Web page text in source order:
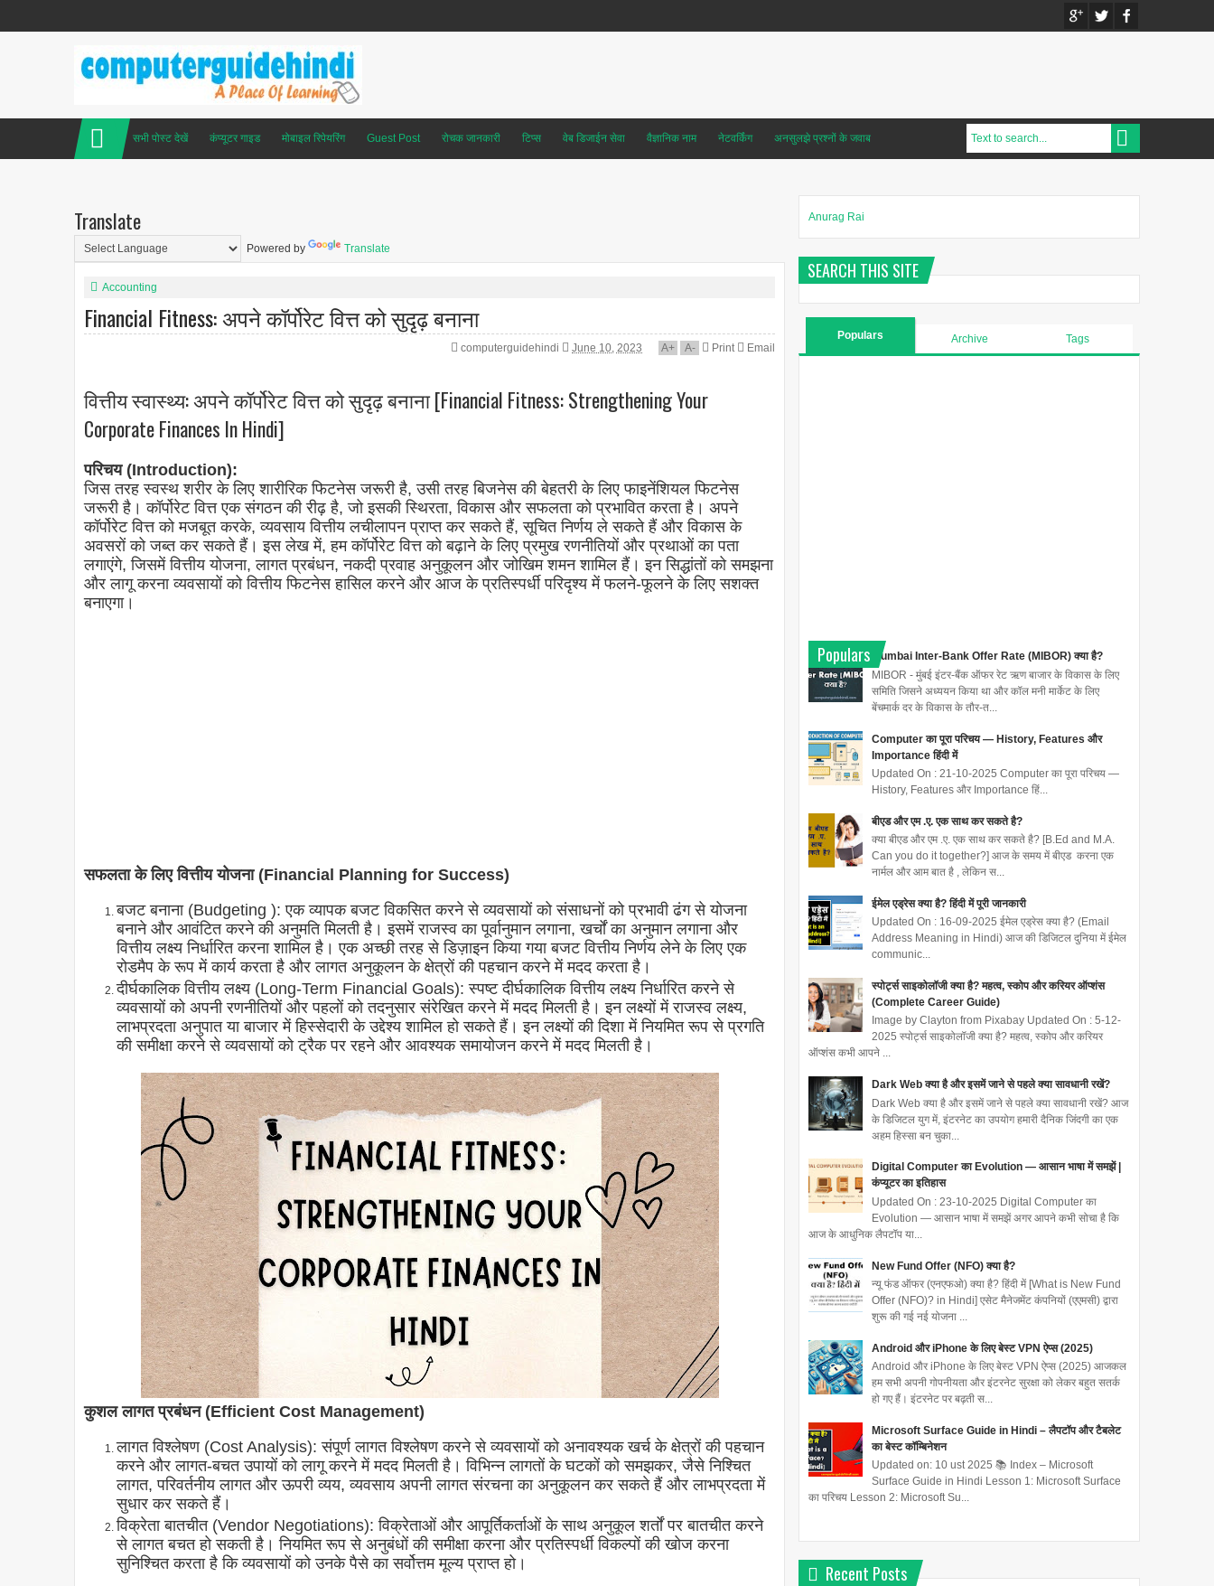
सभी पोस्ट देखें कंप्यूटर गाइड मोबाइल रिपेयरिंग Guest Post रोचक जानकारी टिप्स वेब डिजाईन सेवा वैज्ञानिक नाम नेटवर्किंग अनसुलझे प्रश्नों के जवाब
Translate
Powered by Translate
Accounting
Financial Fitness: अपने कॉर्पोरेट वित्त को सुदृढ़ बनाना
computerguidehindi June 10, 2023 A+ A- Print Email
वित्तीय स्वास्थ्य: अपने कॉर्पोरेट वित्त को सुदृढ़ बनाना [Financial Fitness: Strengthening Your
Corporate Finances In Hindi]
परिचय (Introduction):
जिस तरह स्वस्थ शरीर के लिए शारीरिक फिटनेस जरूरी है, उसी तरह बिजनेस की बेहतरी के लिए फाइनेंशियल फिटनेस
जरूरी है। कॉर्पोरेट वित्त एक संगठन की रीढ़ है, जो इसकी स्थिरता, विकास और सफलता को प्रभावित करता है। अपने
कॉर्पोरेट वित्त को मजबूत करके, व्यवसाय वित्तीय लचीलापन प्राप्त कर सकते हैं, सूचित निर्णय ले सकते हैं और विकास के
अवसरों को जब्त कर सकते हैं। इस लेख में, हम कॉर्पोरेट वित्त को बढ़ाने के लिए प्रमुख रणनीतियों और प्रथाओं का पता
लगाएंगे, जिसमें वित्तीय योजना, लागत प्रबंधन, नकदी प्रवाह अनुकूलन और जोखिम शमन शामिल हैं। इन सिद्धांतों को समझना
और लागू करना व्यवसायों को वित्तीय फिटनेस हासिल करने और आज के प्रतिस्पर्धी परिदृश्य में फलने-फूलने के लिए सशक्त
बनाएगा।
सफलता के लिए वित्तीय योजना (Financial Planning for Success)
बजट बनाना (Budgeting ): एक व्यापक बजट विकसित करने से व्यवसायों को संसाधनों को प्रभावी ढंग से योजना
बनाने और आवंटित करने की अनुमति मिलती है। इसमें राजस्व का पूर्वानुमान लगाना, खर्चों का अनुमान लगाना और
वित्तीय लक्ष्य निर्धारित करना शामिल है। एक अच्छी तरह से डिज़ाइन किया गया बजट वित्तीय निर्णय लेने के लिए एक
रोडमैप के रूप में कार्य करता है और लागत अनुकूलन के क्षेत्रों की पहचान करने में मदद करता है।
दीर्घकालिक वित्तीय लक्ष्य (Long-Term Financial Goals): स्पष्ट दीर्घकालिक वित्तीय लक्ष्य निर्धारित करने से
व्यवसायों को अपनी रणनीतियों और पहलों को तदनुसार संरेखित करने में मदद मिलती है। इन लक्ष्यों में राजस्व लक्ष्य,
लाभप्रदता अनुपात या बाजार में हिस्सेदारी के उद्देश्य शामिल हो सकते हैं। इन लक्ष्यों की दिशा में नियमित रूप से प्रगति
की समीक्षा करने से व्यवसायों को ट्रैक पर रहने और आवश्यक समायोजन करने में मदद मिलती है।
कुशल लागत प्रबंधन (Efficient Cost Management)
लागत विश्लेषण (Cost Analysis): संपूर्ण लागत विश्लेषण करने से व्यवसायों को अनावश्यक खर्च के क्षेत्रों की पहचान
करने और लागत-बचत उपायों को लागू करने में मदद मिलती है। विभिन्न लागतों के घटकों को समझकर, जैसे निश्चित
लागत, परिवर्तनीय लागत और ऊपरी व्यय, व्यवसाय अपनी लागत संरचना का अनुकूलन कर सकते हैं और लाभप्रदता में
सुधार कर सकते हैं।
विक्रेता बातचीत (Vendor Negotiations): विक्रेताओं और आपूर्तिकर्ताओं के साथ अनुकूल शर्तों पर बातचीत करने
से लागत बचत हो सकती है। नियमित रूप से अनुबंधों की समीक्षा करना और प्रतिस्पर्धी विकल्पों की खोज करना
सुनिश्चित करता है कि व्यवसायों को उनके पैसे का सर्वोत्तम मूल्य प्राप्त हो।
Anurag Rai
SEARCH THIS SITE
Populars Archive Tags
Populars
Mumbai Inter-Bank Offer Rate (MIBOR) क्या है?
MIBOR - मुंबई इंटर-बैंक ऑफर रेट ऋण बाजार के विकास के लिए
समिति जिसने अध्ययन किया था और कॉल मनी मार्केट के लिए
बेंचमार्क दर के विकास के तौर-त...
Computer का पूरा परिचय — History, Features और
Importance हिंदी में
Updated On : 21-10-2025 Computer का पूरा परिचय —
History, Features और Importance हिं...
बीएड और एम .ए. एक साथ कर सकते है?
क्या बीएड और एम .ए. एक साथ कर सकते है? [B.Ed and M.A.
Can you do it together?] आज के समय में बीएड करना एक
नार्मल और आम बात है , लेकिन स...
ईमेल एड्रेस क्या है? हिंदी में पूरी जानकारी
Updated On : 16-09-2025 ईमेल एड्रेस क्या है? (Email
Address Meaning in Hindi) आज की डिजिटल दुनिया में ईमेल
communic...
स्पोर्ट्स साइकोलॉजी क्या है? महत्व, स्कोप और करियर ऑप्शंस
(Complete Career Guide)
Image by Clayton from Pixabay Updated On : 5-12-
2025 स्पोर्ट्स साइकोलॉजी क्या है? महत्व, स्कोप और करियर
ऑप्शंस कभी आपने ...
Dark Web क्या है और इसमें जाने से पहले क्या सावधानी रखें?
Dark Web क्या है और इसमें जाने से पहले क्या सावधानी रखें? आज
के डिजिटल युग में, इंटरनेट का उपयोग हमारी दैनिक जिंदगी का एक
अहम हिस्सा बन चुका...
Digital Computer का Evolution — आसान भाषा में समझें |
कंप्यूटर का इतिहास
Updated On : 23-10-2025 Digital Computer का
Evolution — आसान भाषा में समझें अगर आपने कभी सोचा है कि
आज के आधुनिक लैपटॉप या...
New Fund Offer (NFO) क्या है?
न्यू फंड ऑफर (एनएफओ) क्या है? हिंदी में [What is New Fund
Offer (NFO)? in Hindi] एसेट मैनेजमेंट कंपनियों (एएमसी) द्वारा
शुरू की गई नई योजना ...
Android और iPhone के लिए बेस्ट VPN ऐप्स (2025)
Android और iPhone के लिए बेस्ट VPN ऐप्स (2025) आजकल
हम सभी अपनी गोपनीयता और इंटरनेट सुरक्षा को लेकर बहुत सतर्क
हो गए हैं। इंटरनेट पर बढ़ती स...
Microsoft Surface Guide in Hindi – लैपटॉप और टैबलेट
का बेस्ट कॉम्बिनेशन
Updated on: 10 ust 2025 📚 Index – Microsoft
Surface Guide in Hindi Lesson 1: Microsoft Surface
का परिचय Lesson 2: Microsoft Su...
Recent Posts